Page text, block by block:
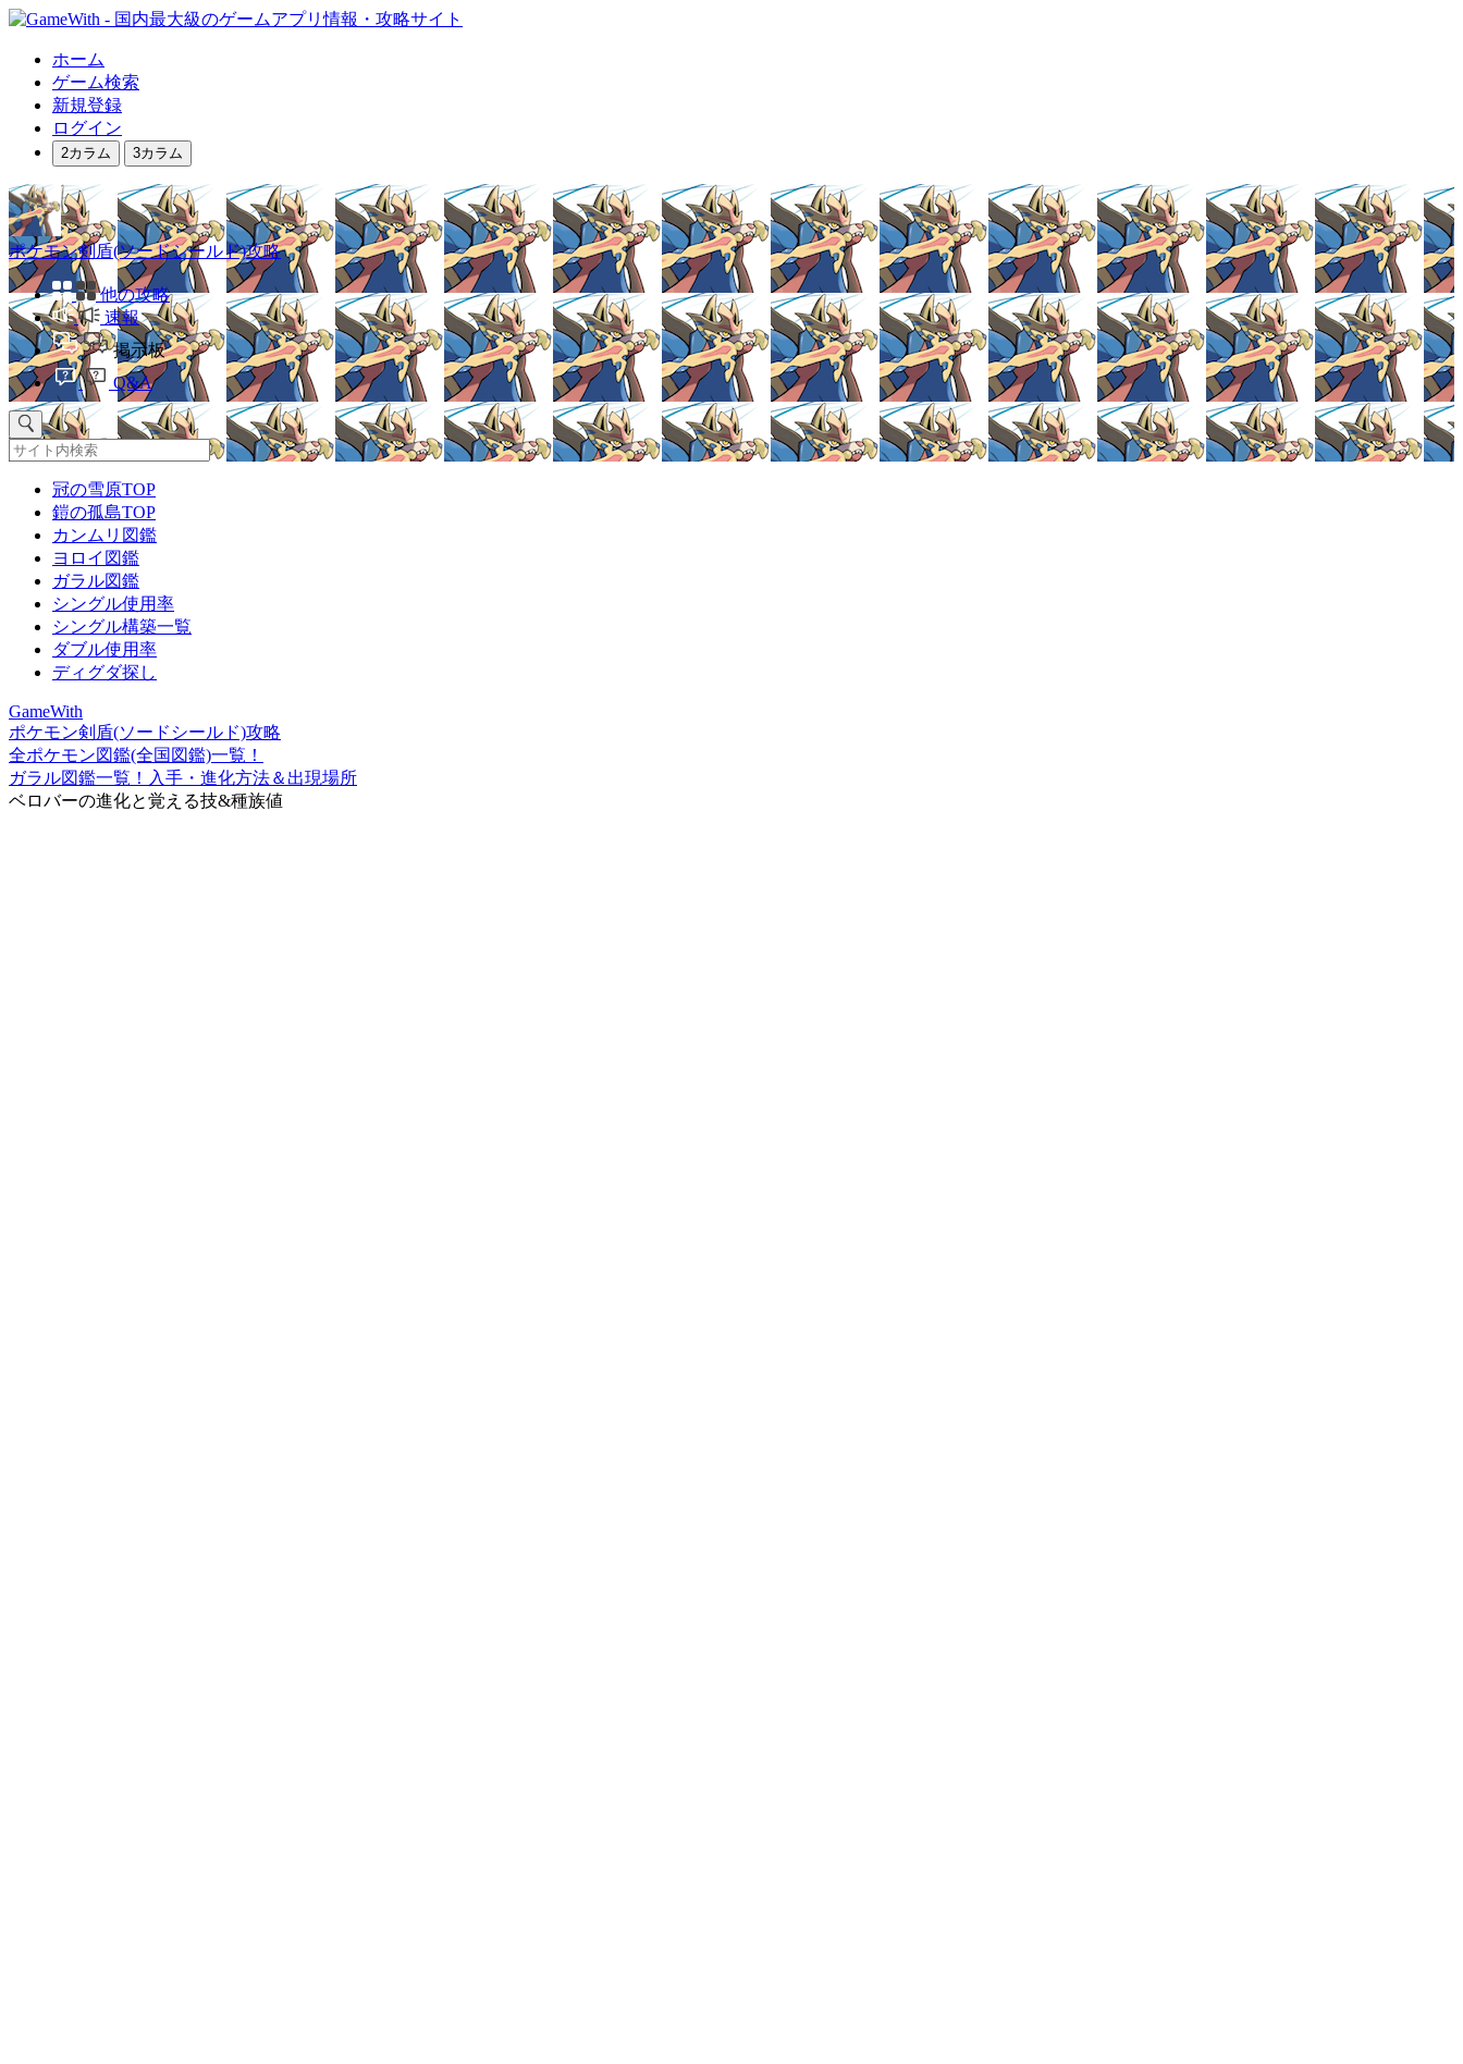
ホーム
ゲーム検索
新規登録
ログイン
2カラム 3カラム
ポケモン剣盾(ソードシールド)攻略
他の攻略
速報
掲示板
Q&A
冠の雪原TOP
鎧の孤島TOP
カンムリ図鑑
ヨロイ図鑑
ガラル図鑑
シングル使用率
シングル構築一覧
ダブル使用率
ディグダ探し
GameWith
ポケモン剣盾(ソードシールド)攻略
全ポケモン図鑑(全国図鑑)一覧！
ガラル図鑑一覧！入手・進化方法＆出現場所
ベロバーの進化と覚える技&種族値